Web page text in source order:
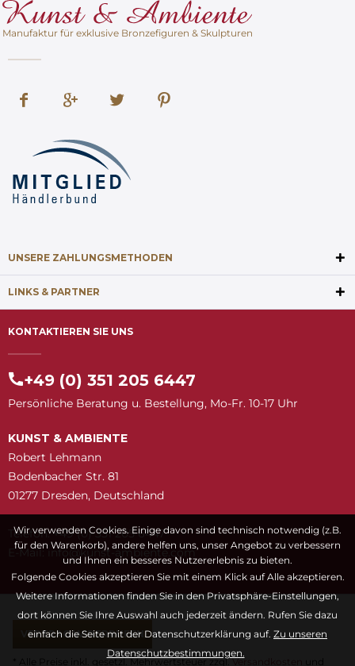
Manufaktur für exklusive Bronzefiguren & Skulpturen
UNSERE ZAHLUNGSMETHODEN
LINKS & PARTNER
KONTAKTIEREN SIE UNS
+49 (0) 351 205 6447
Persönliche Beratung u. Bestellung, Mo-Fr. 10-17 Uhr
KUNST & AMBIENTE
Robert Lehmann
Bodenbacher Str. 81
01277 Dresden, Deutschland
Telefon: +49 (0) 351 205 6447
E-Mail:
moc.etneibma-t
snuk@ofni
VERTRAG WIDERRUFEN
* Alle Preise inkl. gesetzl. Mehrwertsteuer zzgl.Versandkosten und
Wir verwenden Cookies. Einige davon sind technisch notwendig (z.B.
für den Warenkorb), andere helfen uns, unser Angebot zu verbessern
und Ihnen ein besseres Nutzererlebnis zu bieten.
Folgende Cookies akzeptieren Sie mit einem Klick auf Alle akzeptieren.
Weitere Informationen finden Sie in den Privatsphäre-Einstellungen,
dort können Sie Ihre Auswahl auch jederzeit ändern. Rufen Sie dazu
einfach die Seite mit der Datenschutzerklärung auf. Zu unseren
Datenschutzbestimmungen.